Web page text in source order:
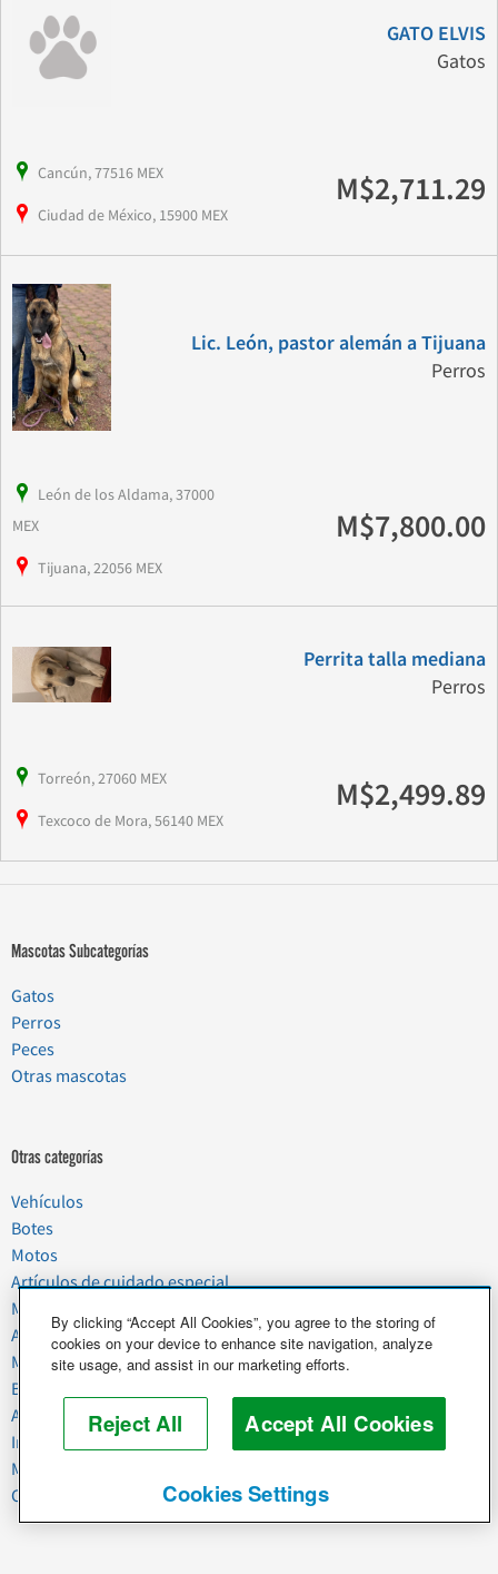
GATO ELVIS
Gatos
Cancún, 77516 MEX
Ciudad de México, 15900 MEX
M$2,711.29
Lic. León, pastor alemán a Tijuana
Perros
León de los Aldama, 37000
MEX
Tijuana, 22056 MEX
M$7,800.00
Perrita talla mediana
Perros
Torreón, 27060 MEX
Texcoco de Mora, 56140 MEX
M$2,499.89
Mascotas Subcategorías
Gatos
Perros
Peces
Otras mascotas
Otras categorías
Vehículos
Botes
Motos
Artículos de cuidado especial
Mudanzas
Artículos del hogar
Mascotas
Basura y chatarra
Alimentos y agricultura
Industria y negocios
Maquinaria pesada
Caballos y ganado
By clicking “Accept All Cookies”, you agree to the storing of
cookies on your device to enhance site navigation, analyze
site usage, and assist in our marketing efforts.
Reject All Accept All Cookies
Cookies Settings